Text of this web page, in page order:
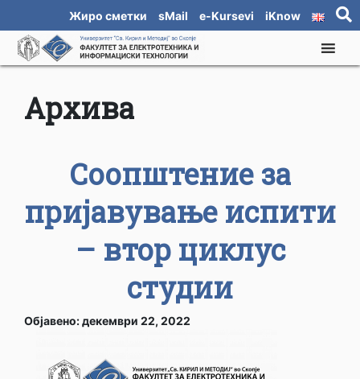
Жиро сметки sMail e-Kursevi iKnow
Архива
Соопштение за
пријавување испити
– втор циклус
студии
Објавено: декември 22, 2022